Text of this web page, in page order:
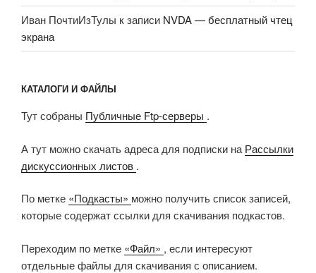
Иван ПочтиИзТулы к записи NVDA — бесплатный чтец
экрана
КАТАЛОГИ И ФАЙЛЫ
Тут собраны Публичные Ftp-серверы .
А тут можно скачать адреса для подписки на Рассылки
дискуссионных листов .
По метке «Подкасты» можно получить список записей,
которые содержат ссылки для скачивания подкастов.
Переходим по метке «Файл» , если интересуют
отдельные файлы для скачивания с описанием.